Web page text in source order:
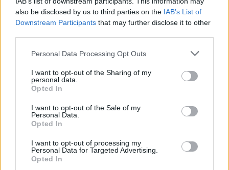
also be disclosed by us to third parties on the IAB’s List of
Downstream Participants that may further disclose it to other
Please note that this website/app uses one or more Google
not limited to your visit or usage behaviour. You may click to
grant or deny consent to Google and its third-party tags to
use your data for below specified purposes in below Google
consent section.
Personal Data Processing Opt Outs
I want to opt-out of the Sharing of my
personal data.
Opted In
I want to opt-out of the Sale of my
Personal Data.
Opted In
I want to opt-out of processing my
Personal Data for Targeted Advertising.
Opted In
Recorder.hu•2019. július 24.